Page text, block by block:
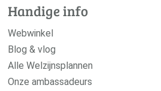
Handige info
Webwinkel
Blog & vlog
Alle Welzijnsplannen
Onze ambassadeurs